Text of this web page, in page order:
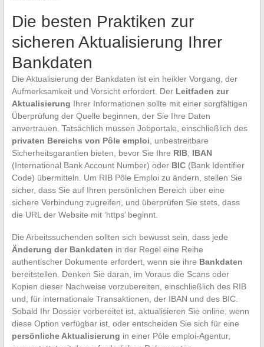
Die besten Praktiken zur
sicheren Aktualisierung Ihrer
Bankdaten
Die Aktualisierung der Bankdaten ist ein heikler Vorgang, der
Aufmerksamkeit und Vorsicht erfordert. DerLeitfaden zur
Aktualisierung Ihrer Informationen sollte mit einer sorgfältigen
Überprüfung der Quelle beginnen, der Sie Ihre Daten
anvertrauen. Tatsächlich müssen Jobportale, einschließlich des
privaten Bereichs von Pôle emploi , unbestreitbare
Sicherheitsgarantien bieten, bevor Sie Ihre RIB, IBAN
(International Bank Account Number) oder BIC(Bank Identifier
Code) übermitteln. Um RIB Pôle Emploi zu ändern, stellen Sie
sicher, dass Sie auf Ihren persönlichen Bereich über eine
sichere Verbindung zugreifen, und überprüfen Sie stets, dass
die URL der Website mit ‘https’ beginnt.
Die Arbeitssuchenden sollten sich bewusst sein, dass jede
Änderung der Bankdaten in der Regel eine Reihe
authentischer Dokumente erfordert, wenn sie ihre Bankdaten
bereitstellen. Denken Sie daran, im Voraus die Scans oder
Kopien dieser Nachweise vorzubereiten, einschließlich des RIB
und, für internationale Transaktionen, der IBAN und des BIC.
Sobald Ihr Dossier vorbereitet ist, aktualisieren Sie online, wenn
diese Option verfügbar ist, oder entscheiden Sie sich für eine
persönliche Aktualisierung in einer Pôle emploi-Agentur,